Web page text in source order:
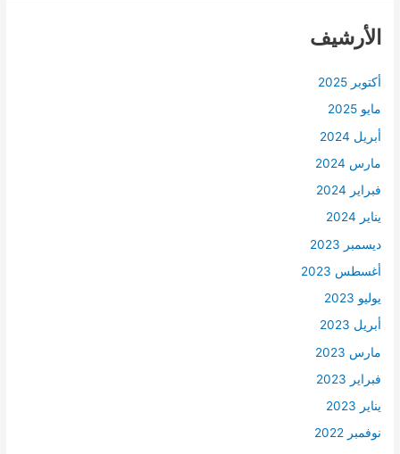
الأرشيف
أكتوبر 2025
مايو 2025
أبريل 2024
مارس 2024
فبراير 2024
يناير 2024
ديسمبر 2023
أغسطس 2023
يوليو 2023
أبريل 2023
مارس 2023
فبراير 2023
يناير 2023
نوفمبر 2022